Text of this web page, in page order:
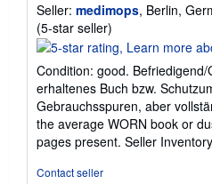
Seller: medimops, Berlin,
(5-star seller)
rating
out
of
5
stars
Condition: good.
erhaltenes Buch bzw.
Gebrauchsspuren, aber
the average WORN book or
pages present. Seller
Contact seller